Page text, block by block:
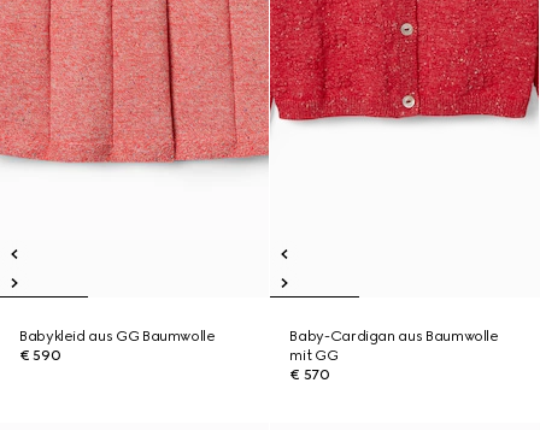
Babykleid aus GG Baumwolle
€ 590
Baby-Cardigan aus Baumwolle
mit GG
€ 570